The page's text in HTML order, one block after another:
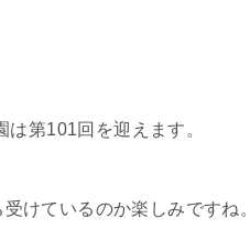
第101回を迎えます。
けているのか楽しみですね。